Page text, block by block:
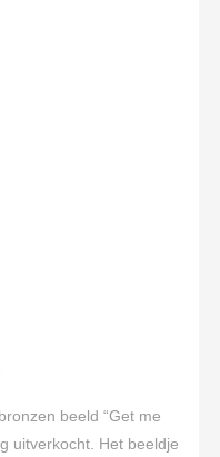
beeld “Get me
uitverkocht. Het beeldje